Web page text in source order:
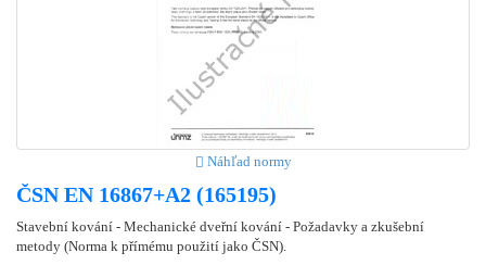
Náhľad normy
ČSN EN 16867+A2 (165195)
Stavební kování - Mechanické dveřní kování - Požadavky a zkušební
metody (Norma k přímému použití jako ČSN).